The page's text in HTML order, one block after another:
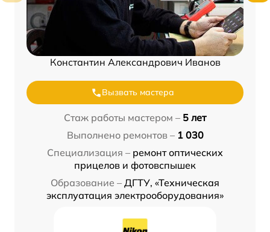
Константин Александрович Иванов
Вызвать мастера
Стаж работы мастером – 5 лет
Выполнено ремонтов – 1 030
Специализация – ремонт оптических
прицелов и фотовспышек
Образование – ДГТУ, «Техническая
эксплуатация электрооборудования»